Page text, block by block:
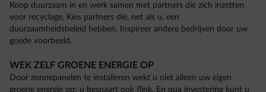
Koop duurzaam in en werk samen met partners die zich inzetten
voor recyclage. Kies partners die, net als u, een
duurzaamheidsbeleid hebben. Inspireer andere bedrijven door uw
goede voorbeeld.
WEK ZELF GROENE ENERGIE OP
Door zonnepanelen te installeren wekt u niet alleen uw eigen
groene energie op: u bespaart ook flink. En qua investering kunt u